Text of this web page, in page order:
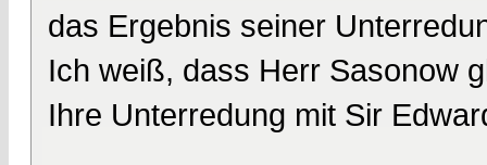
das Ergebnis seiner
Ich weiß, dass Herr Sasonow
Ihre Unterredung mit Sir